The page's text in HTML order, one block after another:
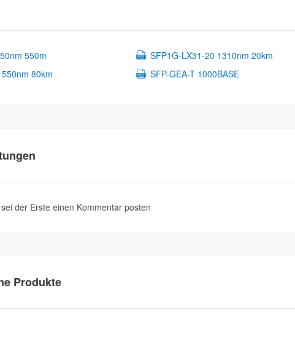
550m SFP1G-LX31-20 1310nm 20km
80km
SFP-GEA-T 1000BASE
der Ersteeinen Kommentar posten
Produkte